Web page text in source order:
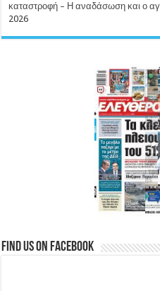
καταστροφή – Η αναδάσωση και ο
2026
Find us on Facebook